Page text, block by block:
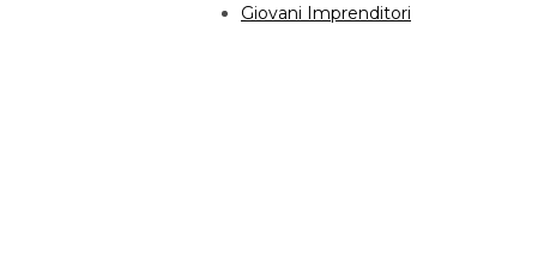
Giovani Imprenditori